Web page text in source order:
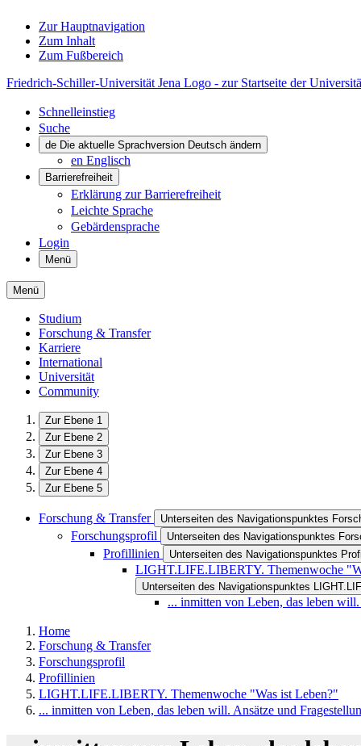
Zur Hauptnavigation
Zum Inhalt
Zum Fußbereich
Friedrich-Schiller-Universität Jena Logo - zur Startseite der
Schnelleinstieg
Suche
de Die aktuelle Sprachversion Deutsch ändern
en Englisch
Barrierefreiheit
Erklärung zur Barrierefreiheit
Leichte Sprache
Gebärdensprache
Login
Menü
Menü
Studium
Forschung & Transfer
Karriere
International
Universität
Community
Zur Ebene 1
Zur Ebene 2
Zur Ebene 3
Zur Ebene 4
Zur Ebene 5
Forschung & Transfer Unterseiten des Navigationspunktes
Forschungsprofil Unterseiten des Navigationspunktes
Profillinien Unterseiten des Navigationspunktes
LIGHT.LIFE.LIBERTY. Themenwoche
Unterseiten des Navigationspunktes
... inmitten von Leben, das leben
Home
Forschung & Transfer
Forschungsprofil
Profillinien
LIGHT.LIFE.LIBERTY. Themenwoche "Was ist Leben?"
... inmitten von Leben, das leben will. Ansätze und